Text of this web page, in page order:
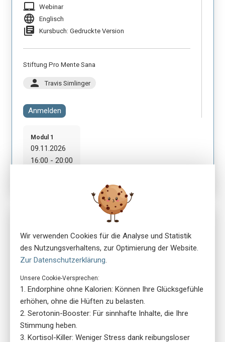
laptop_mac Webinar
language Englisch
library_books Kursbuch: Gedruckte Version
Stiftung Pro Mente Sana
person Travis Simlinger
Anmelden
Modul 1
09.11.2026
16:00 - 20:00
Erste-Hilfe-Gespräche für Führungskräfte
location_on 8570 Weinfelden
library_books Kursbuch: Gedruckte Version
Schweizerisches Rotes Kreuz Kanton Thurgau
person Bettina Osterwalder
Wir verwenden Cookies für die Analyse und Statistik
des Nutzungsverhaltens, zur Optimierung der Website.
Zur Datenschutzerklärung
Unsere Cookie-Versprechen:
Endorphine ohne Kalorien: Können Ihre Glücksgefühle
erhöhen, ohne die Hüften zu belasten.
Serotonin-Booster: Für sinnhafte Inhalte, die Ihre
Stimmung heben.
Kortisol-Killer: Weniger Stress dank reibungsloser